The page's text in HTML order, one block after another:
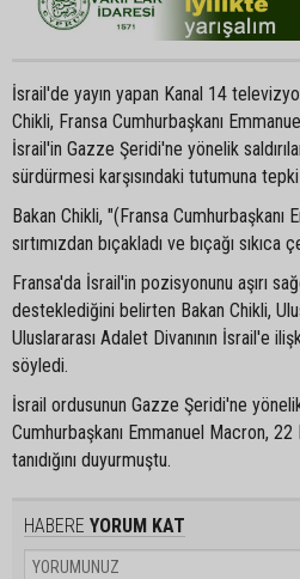
İsrail'de yayın yapan Kanal 14
Chikli, Fransa Cumhurbaşkanı
İsrail'in Gazze Şeridi'ne yönelik
sürdürmesi karşısındaki tutumuna
Bakan Chikli, "(Fransa Cumhurbaşkanı
sırtımızdan bıçakladı ve bıçağı
Fransa'da İsrail'in pozisyonunu aşırı
desteklediğini belirten Bakan Chikli,
Uluslararası Adalet Divanının İsrail'e
söyledi.
İsrail ordusunun Gazze Şeridi'ne yönelik
Cumhurbaşkanı Emmanuel Macron,
tanıdığını duyurmuştu.
HABERE YORUM KAT